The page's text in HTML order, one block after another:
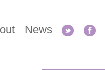
News